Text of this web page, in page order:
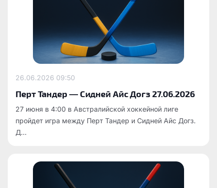
26.06.2026 09:50
Перт Тандер — Сидней Айс Догз 27.06.2026
27 июня в 4:00 в Австралийской хоккейной лиге
пройдет игра между Перт Тандер и Сидней Айс Догз.
Д...